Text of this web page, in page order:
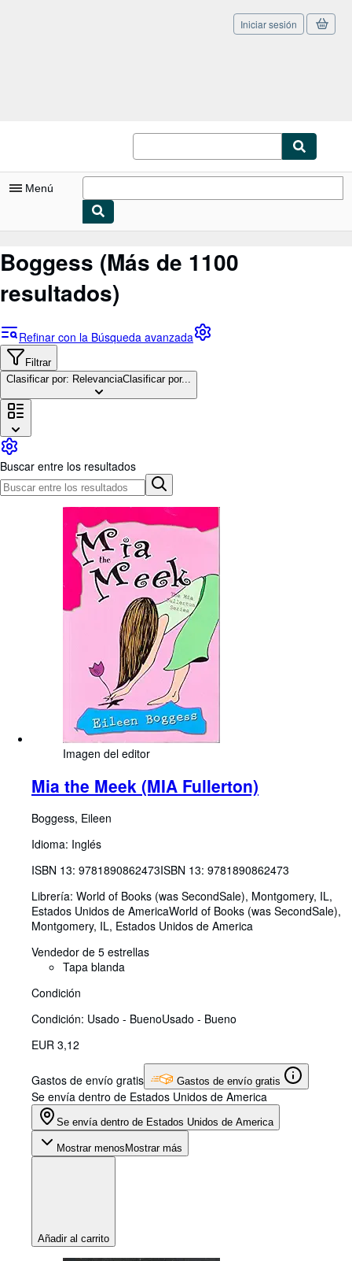
Pasar al contenido principal
Iniciar sesión
Menú
Consultar mis pedidos
Cerrar sesión
Búsqueda avanzada
Colecciones
Libros antiguos
Arte y coleccionismo
Vendedores
Comenzar a vender
Ayuda
CERRAR
Boggess (Más de 1100
resultados)
Refinar con la Búsqueda avanzada
Filtrar
Clasificar por: RelevanciaClasificar por...
Buscar entre los resultados
Imagen del editor
Mia the Meek (MIA Fullerton)
Boggess, Eileen
Idioma: Inglés
ISBN 13: 9781890862473ISBN 13: 9781890862473
Librería: World of Books (was SecondSale), Montgomery, IL,
Estados Unidos de AmericaWorld of Books (was SecondSale),
Montgomery, IL, Estados Unidos de America
Vendedor de 5 estrellas
Tapa blanda
Condición
Condición: Usado - BuenoUsado - Bueno
EUR 3,12
Gastos de envío gratis Gastos de envío gratis
Se envía dentro de Estados Unidos de America
Se envía dentro de Estados Unidos de America
Mostrar menos Mostrar más
Añadir al carrito